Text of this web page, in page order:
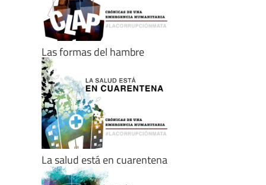
Las formas del hambre
La salud está en cuarentena